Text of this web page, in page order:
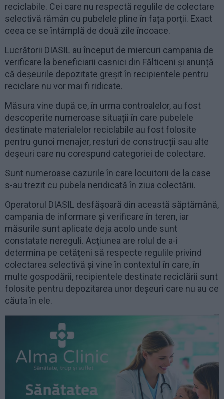
reciclabile. Cei care nu respectă regulile de colectare
selectivă rămân cu pubelele pline în fața porții. Exact
ceea ce se întâmplă de două zile încoace.
Lucrătorii DIASIL au început de miercuri campania de
verificare la beneficiarii casnici din Fălticeni și anunță
că deșeurile depozitate greșit în recipientele pentru
reciclare nu vor mai fi ridicate.
Măsura vine după ce, în urma controalelor, au fost
descoperite numeroase situații în care pubelele
destinate materialelor reciclabile au fost folosite
pentru gunoi menajer, resturi de construcții sau alte
deșeuri care nu corespund categoriei de colectare.
Sunt numeroase cazurile în care locuitorii de la case
s-au trezit cu pubela neridicată în ziua colectării.
Operatorul DIASIL desfășoară din această săptămână,
campania de informare și verificare în teren, iar
măsurile sunt aplicate deja acolo unde sunt
constatate nereguli. Acțiunea are rolul de a-i
determina pe cetățeni să respecte regulile privind
colectarea selectivă și vine în contextul în care, în
multe gospodării, recipientele destinate reciclării sunt
folosite pentru depozitarea unor deșeuri care nu au ce
căuta în ele.